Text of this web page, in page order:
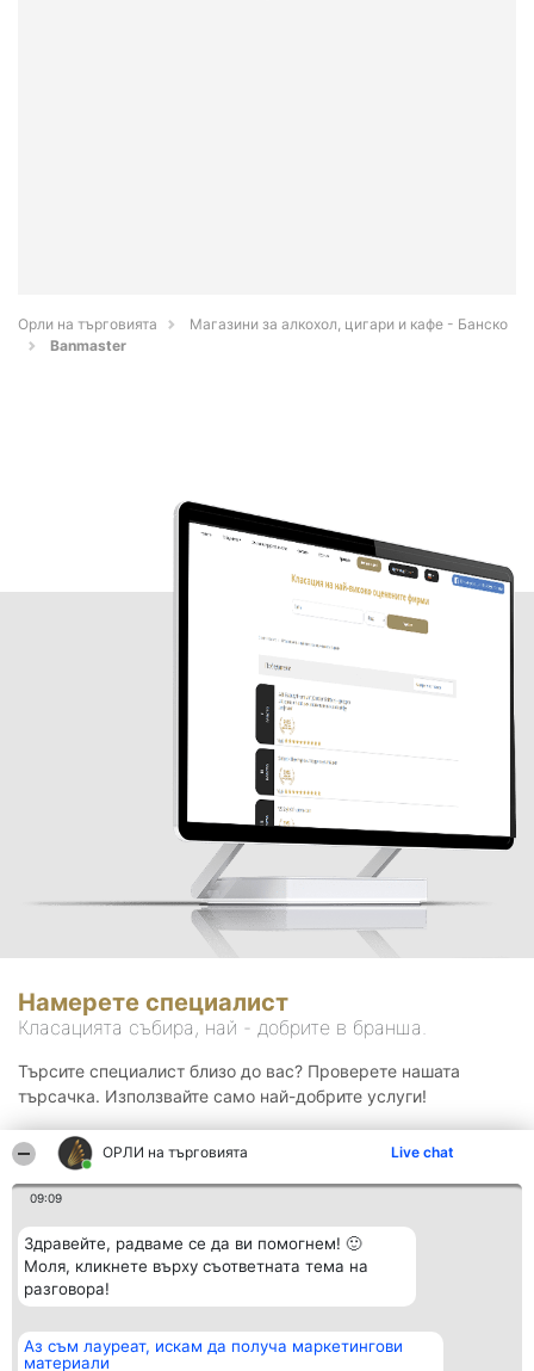
ОРЛИ на търговията Live chat
09:09
Здравейте, радваме се да ви помогнем! 🙂
Моля, кликнете върху съответната тема на
разговора!
Аз съм лауреат, искам да получа маркетингови
материали
Орли на търговията
Магазини за алкохол, цигари и кафе - Банско
Banmaster
Намерете специалист
Класацията събира, най - добрите в бранша.
Търсите специалист близо до вас? Проверете нашата
търсачка. Използвайте само най-добрите услуги!
Организатор на
класиране
Класация Контакти